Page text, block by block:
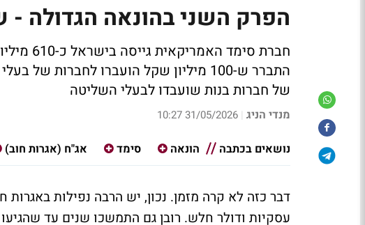
הפרק השני בהונאה הגדולה -
חברת
התברר ש-100 מיליון שקל הועברו
של חברות בנות שועבדו לבעלי השליטה
מנדי הניג |
31/05/2026 10:27
נושאים בכתבה
הונאה סימד אג"ח (אגרות חוב)
דבר כזה לא קרה מזמן. נכון, יש הרבה נפילות
עסקיות ודולר חלש. רובן גם התמשכו שנים עד